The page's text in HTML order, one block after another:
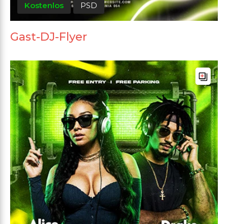
Kostenlos PSD
Gast-DJ-Flyer